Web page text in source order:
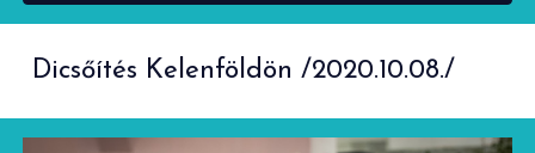
Dicsőítés Kelenföldön /2020.10.08./